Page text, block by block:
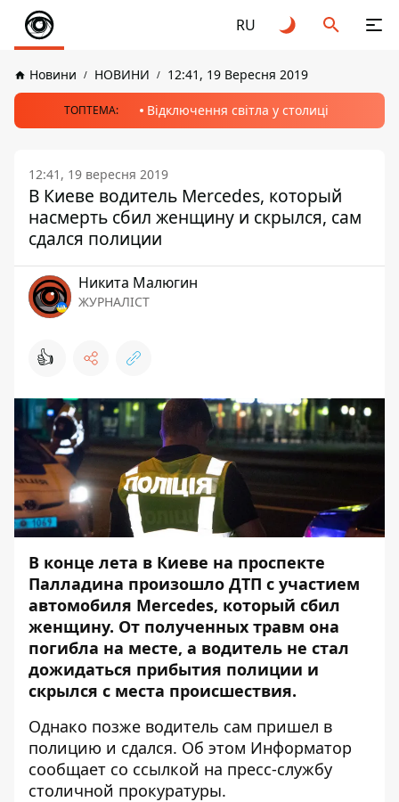
RU
Новини НОВИНИ 12:41, 19 Вересня 2019
ТОПТЕМА: Відключення світла у столиці
12:41, 19 вересня 2019
В Киеве водитель Mercedes, который
насмерть сбил женщину и скрылся, сам
сдался полиции
Никита Малюгин
ЖУРНАЛІСТ
👍
В конце лета в Киеве на проспекте
Палладина произошло ДТП с участием
автомобиля Mercedes, который сбил
женщину. От полученных травм она
погибла на месте, а водитель не стал
дожидаться прибытия полиции и
скрылся с места происшествия.
Однако позже водитель сам пришел в
полицию и сдался. Об этом Информатор
сообщает со ссылкой на пресс-службу
столичной прокуратуры.